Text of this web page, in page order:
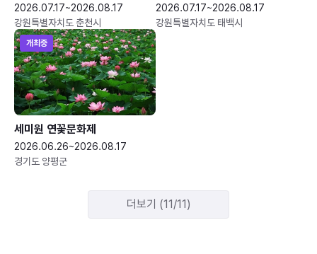
2026.07.17~2026.08.17
강원특별자치도 춘천시
2026.07.17~2026.08.17
강원특별자치도 태백시
개최중
세미원 연꽃문화제
2026.06.26~2026.08.17
경기도 양평군
더보기 (11/11)